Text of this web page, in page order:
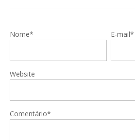
Nome* E-mail*
Website
Comentário*